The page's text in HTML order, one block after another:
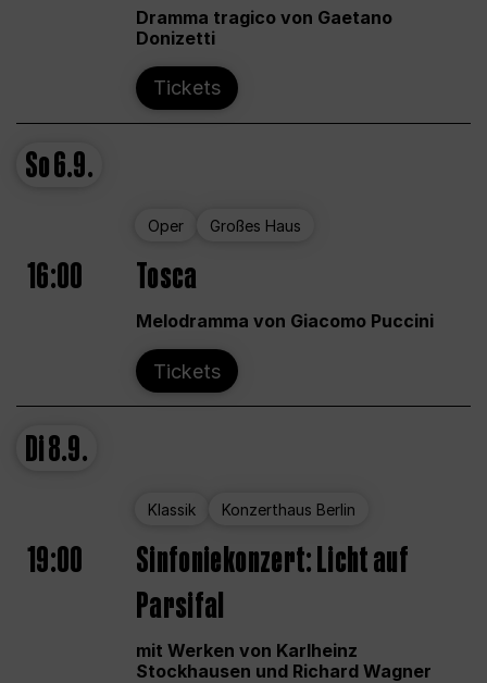
Dramma tragico von Gaetano
Donizetti
Tickets
So6.9.
Oper Großes Haus
16:00 Tosca
Melodramma von Giacomo Puccini
Tickets
Di8.9.
Klassik Konzerthaus Berlin
19:00
Sinfoniekonzert: Licht auf
Parsifal
mit Werken von Karlheinz
Stockhausen und Richard Wagner